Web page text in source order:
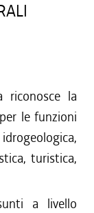
riconosce la
le funzioni
turistica,
a livello